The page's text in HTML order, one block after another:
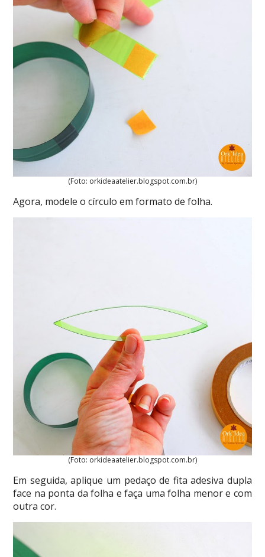
(Foto: orkideaatelier.blogspot.com.br)
Agora, modele o círculo em formato de folha.
(Foto: orkideaatelier.blogspot.com.br)
Em seguida, aplique um pedaço de fita adesiva dupla
face na ponta da folha e faça uma folha menor e com
outra cor.